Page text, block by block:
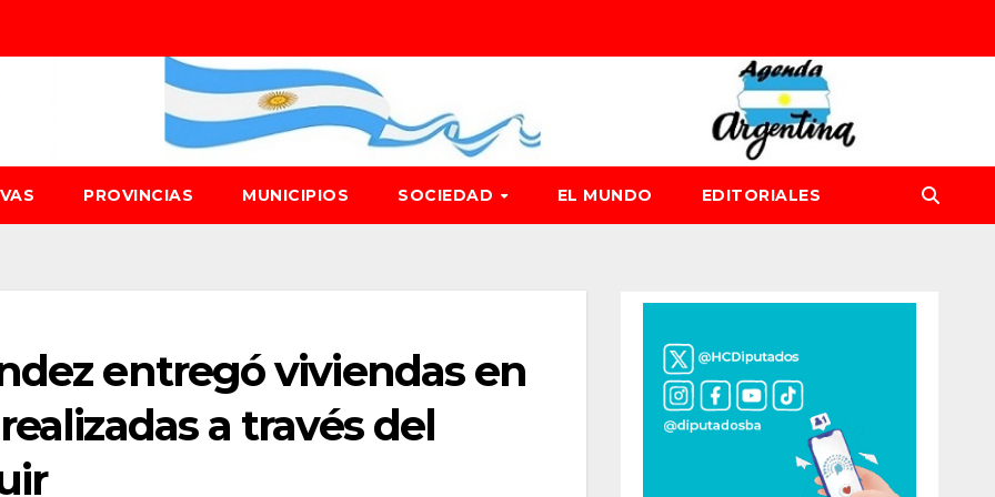
PROVINCIAS MUNICIPIOS SOCIEDAD EL MUNDO EDITORIALES
entregó viviendas en
a través del